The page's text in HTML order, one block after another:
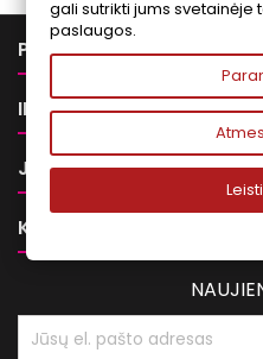
PREKĖS
INFORMACIJA
JŪSŲ PASKYRA
KONTAKTAI
gali sutrikti jums svetainėje
paslaugos.